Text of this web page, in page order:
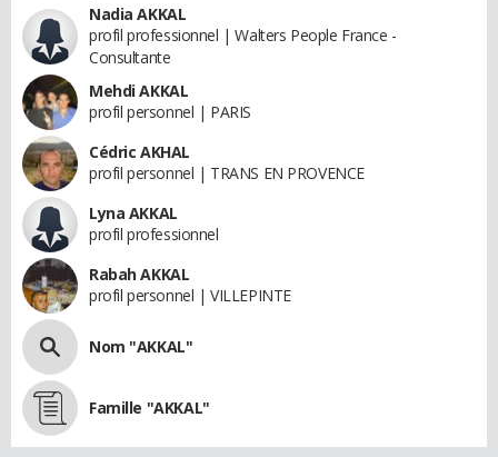
Nadia AKKAL
profil professionnel | Walters People France -
Consultante
Mehdi AKKAL
profil personnel | PARIS
Cédric AKHAL
profil personnel | TRANS EN PROVENCE
Lyna AKKAL
profil professionnel
Rabah AKKAL
profil personnel | VILLEPINTE
Nom "AKKAL"
Famille "AKKAL"